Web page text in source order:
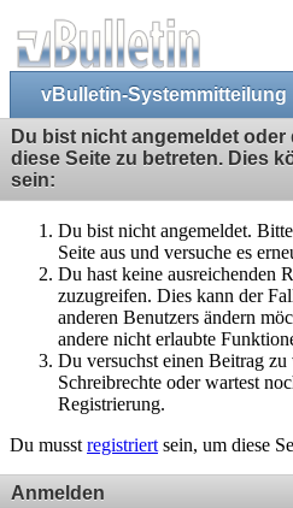
vBulletin-Systemmitteilung
Du bist nicht angemeldet
diese Seite zu betreten. Dies
sein:
Du bist nicht angemeldet.
Seite aus und versuche es
Du hast keine ausreichenden
zuzugreifen. Dies kann der
anderen Benutzers ändern
andere nicht erlaubte
Du versuchst einen Beitrag zu
Schreibrechte oder wartest
Registrierung.
Du musst registriert sein, um diese
Anmelden